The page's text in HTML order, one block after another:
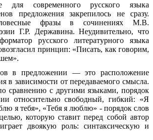
для современного русского языка
предложения закрепилось не сразу.
фразы в сочинениях М.В.
Г.Р. Державина. Неудивительно, что
русского литературного языка
принцип: «Писать, как говорим,
в предложении — это расположение
в зависимости от передаваемого смысла.
сравнению с другими языками, порядок
относительно свободный, гибкий: «Я
я тебя», «Тебя я люблю» - порядок слов
которую ставит перед собой автор
двоякую роль: синтаксическую и